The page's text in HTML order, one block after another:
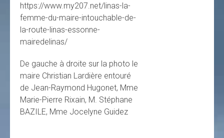
https://www.my207.net/linas-la-
femme-du-maire-intouchable-de-
la-route-linas-essonne-
mairedelinas/
De gauche à droite sur la photo le
maire Christian Lardière entouré
de Jean-Raymond Hugonet, Mme
Marie-Pierre Rixain, M. Stéphane
BAZILE, Mme Jocelyne Guidez